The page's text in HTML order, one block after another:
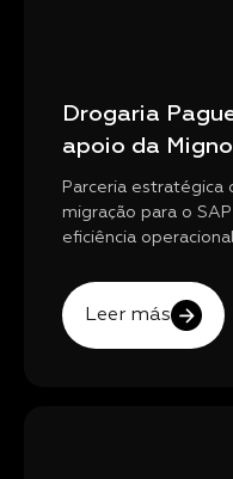
Drogaria
apoio da
Parceria estratégica
migração para o
eficiência
Leer más